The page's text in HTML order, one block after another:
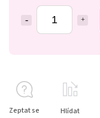
Zeptat se Hlídat